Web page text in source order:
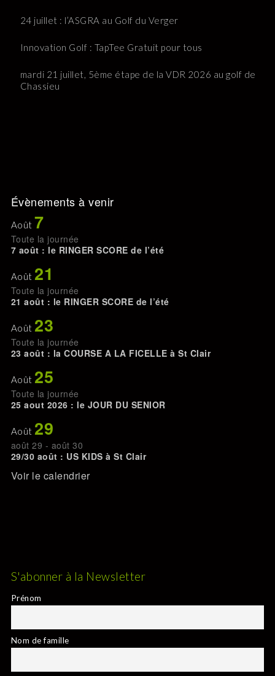
24 juillet : l’ASGRA au Golf du Verger
Innovation Golf : TapTee Gratuit pour tous
mardi 21 juillet, 5ème étape de la VDR 2026 au golf de
Chassieu
Évènements à venir
Août 7
Toute la journée
7 août : le RINGER SCORE de l’été
Août 21
Toute la journée
21 août : le RINGER SCORE de l’été
Août 23
Toute la journée
23 août : la COURSE A LA FICELLE à St Clair
Août 25
Toute la journée
25 aout 2026 : le JOUR DU SENIOR
Août 29
août 29 - août 30
29/30 août : US KIDS à St Clair
Voir le calendrier
S'abonner à la Newsletter
Prénom
Nom de famille